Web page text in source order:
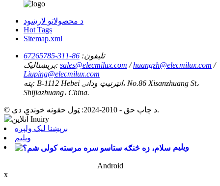
د محصولاتو لارښود
Hot Tags
Sitemap.xml
تلیفون: 86-311-67265785
بریښنالیک: sales@elecmilux.com /huangzh@elecmilux.com /
Liuping@elecmilux.com
پته: B-1112 Hebei انټرنیټ ودانۍ، No.86 Xisanzhuang St،
Shijiazhuang، China.
© د چاپ حق - 2010-2024: ټول حقونه خوندي دي.
برېښنا لیک ولېږه
ویلیم
ویلیم
Android
x